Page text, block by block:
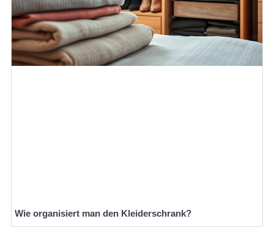
Wie organisiert man den Kleiderschrank?